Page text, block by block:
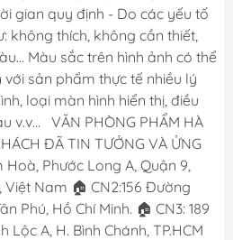
gian quy định - Do các yếu tố
không thích, không cần thiết,
Màu sắc trên hình ảnh có thể
sản phẩm thực tế nhiều lý
loại màn hình hiển thị, điều
v.v... VĂN PHÒNG PHẨM HÀ
ĐÃ TIN TƯỞNG VÀ ỬNG
Hoà, Phước Long A, Quận 9,
Việt Nam 🏠 CN2:156 Đường
Phú, Hồ Chí Minh. 🏠 CN3: 189
Lộc A, H. Bình Chánh, TP.HCM